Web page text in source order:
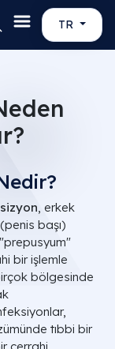
TR
, erkek
başı)
bir işlemle
bölgesinde
tıbbi bir